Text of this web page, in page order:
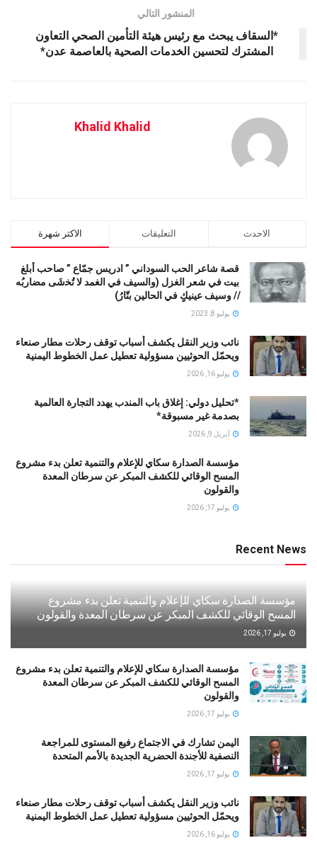
المنشور التالي
*السقاف يبحث مع رئيس هيئة التأمين الصحي التعاون
المشترك لتحسين الخدمات الصحية بالعاصمة عدن*
Khalid Khalid
الاكثر شهرة التعليقات الاحدث
قصة شاعر الحب السوداني ” ادريس جمّاع ” صاحب أبلغ
بيت في شعر الغزل (وﺍﻟﺴﻴﻒ ﻓﻲ الغمد ﻻ ﺗُﺨشَى مضاربُه
// ﻭﺳﻴﻒ ﻋﻴﻨﻴﻚٍ ﻓﻲ ﺍﻟﺤﺎﻟﻴﻦ ﺑﺘّﺎﺭُ)
يوليو 8, 2023
نائب وزير النقل يكشف أسباب توقف رحلات مطار صنعاء
ويحمّل الحوثيين مسؤولية تعطيل عمل الخطوط اليمنية
يوليو 16, 2026
*تحليل دولي: إغلاق باب المندب يهدد التجارة العالمية
بصدمة غير مسبوقة*
أبريل 9, 2026
مؤسسة الصدارة سكاي للإعلام والتنمية تعلن بدء مشروع
المسح الوقائي للكشف المبكر عن سرطان المعدة
والقولون
يوليو 17, 2026
Recent News
مؤسسة الصدارة سكاي للإعلام والتنمية تعلن بدء مشروع
المسح الوقائي للكشف المبكر عن سرطان المعدة والقولون
يوليو 17, 2026
مؤسسة الصدارة سكاي للإعلام والتنمية تعلن بدء مشروع
المسح الوقائي للكشف المبكر عن سرطان المعدة
والقولون
يوليو 17, 2026
اليمن تشارك في الاجتماع رفيع المستوى للمراجعة
النصفية للأجندة الحضرية الجديدة بالأمم المتحدة
يوليو 17, 2026
نائب وزير النقل يكشف أسباب توقف رحلات مطار صنعاء
ويحمّل الحوثيين مسؤولية تعطيل عمل الخطوط اليمنية
يوليو 16, 2026